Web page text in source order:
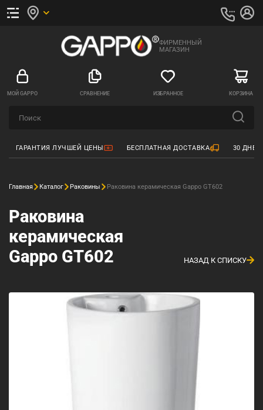
ФИРМЕННЫЙ
МАГАЗИН
МОЙ GAPPO СРАВНЕНИЕ ИЗБРАННОЕ КОРЗИНА
ГАРАНТИЯ ЛУЧШЕЙ ЦЕНЫ БЕСПЛАТНАЯ ДОСТАВКА 30
Главная Каталог Раковины Раковина керамическая Gappo GT602
Раковина
керамическая
Gappo GT602
НАЗАД К СПИСКУ